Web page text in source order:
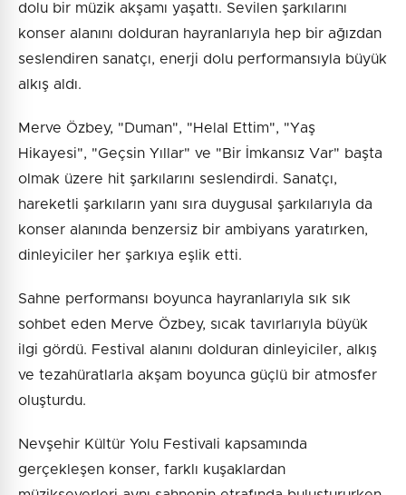
dolu bir müzik akşamı yaşattı. Sevilen şarkılarını
konser alanını dolduran hayranlarıyla hep bir ağızdan
seslendiren sanatçı, enerji dolu performansıyla büyük
alkış aldı.
Merve Özbey, "Duman", "Helal Ettim", "Yaş
Hikayesi", "Geçsin Yıllar" ve "Bir İmkansız Var" başta
olmak üzere hit şarkılarını seslendirdi. Sanatçı,
hareketli şarkıların yanı sıra duygusal şarkılarıyla da
konser alanında benzersiz bir ambiyans yaratırken,
dinleyiciler her şarkıya eşlik etti.
Sahne performansı boyunca hayranlarıyla sık sık
sohbet eden Merve Özbey, sıcak tavırlarıyla büyük
ilgi gördü. Festival alanını dolduran dinleyiciler, alkış
ve tezahüratlarla akşam boyunca güçlü bir atmosfer
oluşturdu.
Nevşehir Kültür Yolu Festivali kapsamında
gerçekleşen konser, farklı kuşaklardan